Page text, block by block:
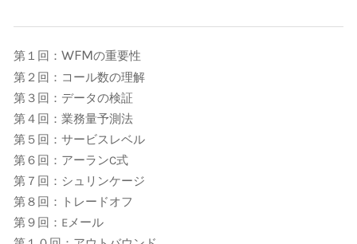
第１回： WFMの重要性
第２回：コール数の理解
第３回：データの検証
第４回：業務量予測法
第５回：サービスレベル
第６回：アーランC式
第７回：シュリンケージ
第８回：トレードオフ
第９回：Eメール